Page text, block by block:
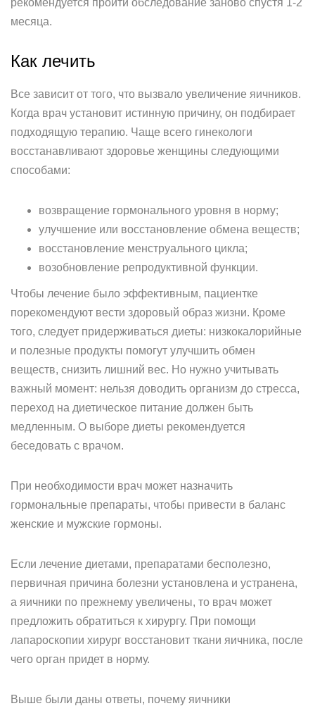
рекомендуется пройти обследование заново спустя 1-2
месяца.
Как лечить
Все зависит от того, что вызвало увеличение яичников.
Когда врач установит истинную причину, он подбирает
подходящую терапию. Чаще всего гинекологи
восстанавливают здоровье женщины следующими
способами:
возвращение гормонального уровня в норму;
улучшение или восстановление обмена веществ;
восстановление менструального цикла;
возобновление репродуктивной функции.
Чтобы лечение было эффективным, пациентке
порекомендуют вести здоровый образ жизни. Кроме
того, следует придерживаться диеты: низкокалорийные
и полезные продукты помогут улучшить обмен
веществ, снизить лишний вес. Но нужно учитывать
важный момент: нельзя доводить организм до стресса,
переход на диетическое питание должен быть
медленным. О выборе диеты рекомендуется
беседовать с врачом.
При необходимости врач может назначить
гормональные препараты, чтобы привести в баланс
женские и мужские гормоны.
Если лечение диетами, препаратами бесполезно,
первичная причина болезни установлена и устранена,
а яичники по прежнему увеличены, то врач может
предложить обратиться к хирургу. При помощи
лапароскопии хирург восстановит ткани яичника, после
чего орган придет в норму.
Выше были даны ответы, почему яичники